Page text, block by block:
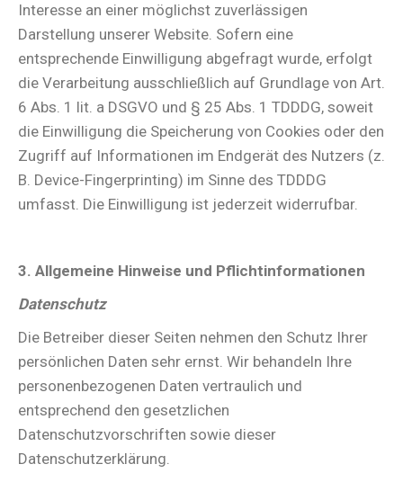
Interesse an einer möglichst zuverlässigen
Darstellung unserer Website. Sofern eine
entsprechende Einwilligung abgefragt wurde, erfolgt
die Verarbeitung ausschließlich auf Grundlage von Art.
6 Abs. 1 lit. a DSGVO und § 25 Abs. 1 TDDDG, soweit
die Einwilligung die Speicherung von Cookies oder den
Zugriff auf Informationen im Endgerät des Nutzers (z.
B. Device-Fingerprinting) im Sinne des TDDDG
umfasst. Die Einwilligung ist jederzeit widerrufbar.
3. Allgemeine Hinweise und Pflichtinformationen
Datenschutz
Die Betreiber dieser Seiten nehmen den Schutz Ihrer
persönlichen Daten sehr ernst. Wir behandeln Ihre
personenbezogenen Daten vertraulich und
entsprechend den gesetzlichen
Datenschutzvorschriften sowie dieser
Datenschutzerklärung.